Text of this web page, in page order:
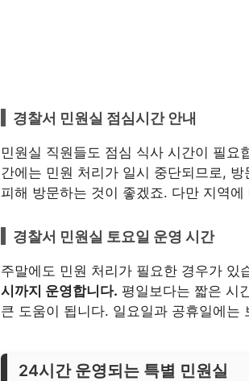
경찰서 민원실 점심시간 안내
민원실 직원들도 점심 식사 시간이 필요
간에는 민원 처리가 일시 중단되므로,
피해 방문하는 것이 좋겠죠. 다만 지역
경찰서 민원실 토요일 운영 시간
주말에도 민원 처리가 필요한 경우가 있
시까지 운영합니다. 평일보다는 짧은 시
큰 도움이 됩니다. 일요일과 공휴일에는
24시간 운영되는 특별 민원실